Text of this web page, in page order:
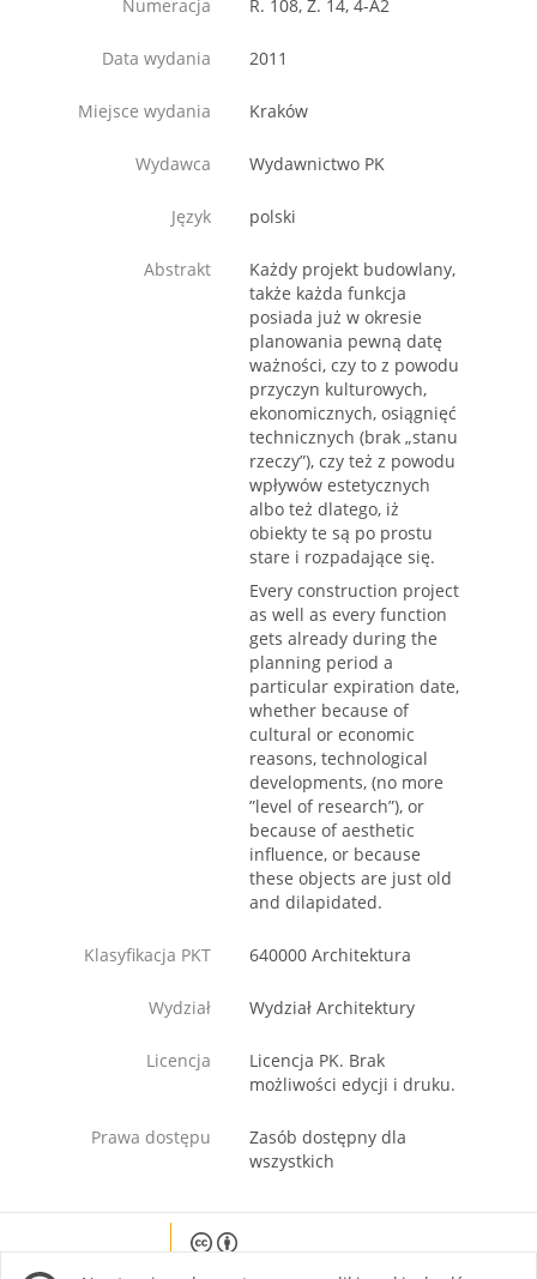
Numeracja R. 108, Z. 14, 4-A2
Data wydania 2011
Miejsce wydania Kraków
Wydawca Wydawnictwo PK
Język polski
Abstrakt
Każdy projekt budowlany,
także każda funkcja
posiada już w okresie
planowania pewną datę
ważności, czy to z powodu
przyczyn kulturowych,
ekonomicznych, osiągnięć
technicznych (brak „stanu
rzeczy”), czy też z powodu
wpływów estetycznych
albo też dlatego, iż
obiekty te są po prostu
stare i rozpadające się.
Every construction project
as well as every function
gets already during the
planning period a
particular expiration date,
whether because of
cultural or economic
reasons, technological
developments, (no more
”level of research”), or
because of aesthetic
influence, or because
these objects are just old
and dilapidated.
Klasyfikacja PKT 640000 Architektura
Wydział Wydział Architektury
Licencja
Licencja PK. Brak
możliwości edycji i druku.
Prawa dostępu
Zasób dostępny dla
wszystkich